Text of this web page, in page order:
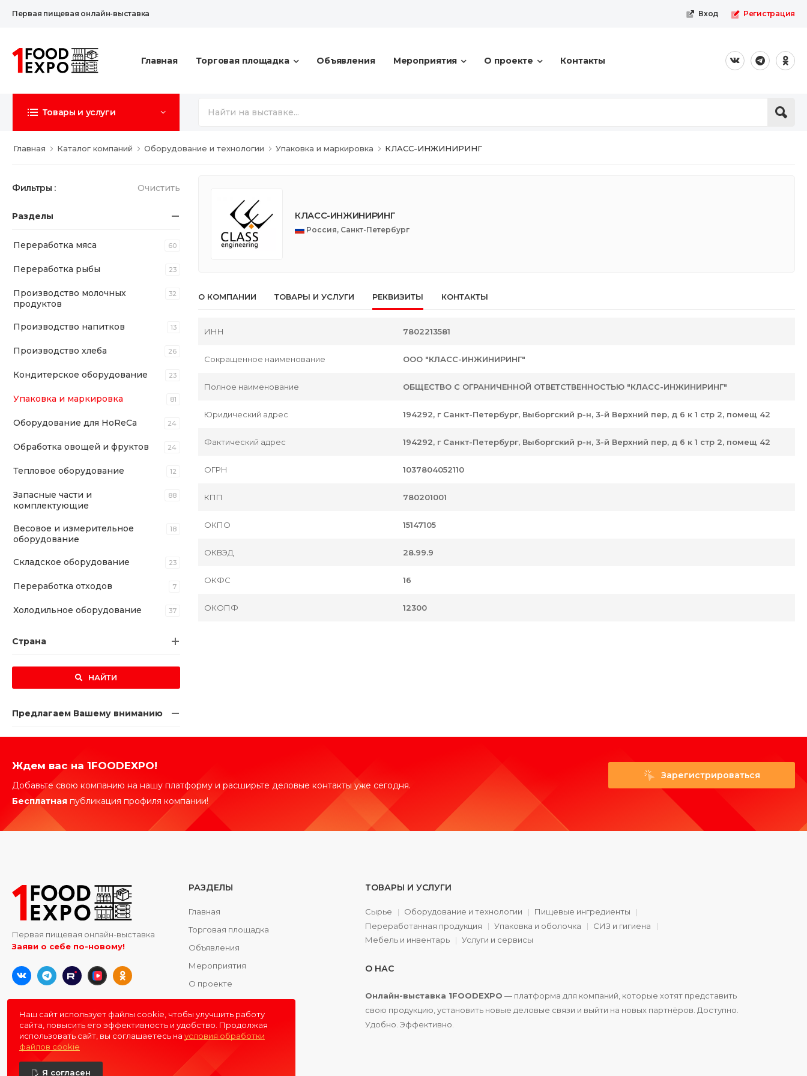
Первая пищевая онлайн-выставка Вход Регистрация
Главная Торговая площадка Объявления Мероприятия О проекте Контакты
Товары и услуги
Главная Каталог компаний Оборудование и технологии Упаковка и маркировка КЛАСС-ИНЖИНИРИНГ
Фильтры : Очистить
Разделы
Переработка мяса 60
Переработка рыбы 23
Производство молочных
продуктов
32
Производство напитков 13
Производство хлеба 26
Кондитерское оборудование 23
Упаковка и маркировка 81
Оборудование для HoReCa 24
Обработка овощей и фруктов 24
Тепловое оборудование 12
Запасные части и
комплектующие
88
Весовое и измерительное
оборудование
18
Складское оборудование 23
Переработка отходов 7
Холодильное оборудование 37
Страна
НАЙТИ
Предлагаем Вашему вниманию
КЛАСС-ИНЖИНИРИНГ
Россия, Санкт-Петербург
О КОМПАНИИ ТОВАРЫ И УСЛУГИ РЕКВИЗИТЫ КОНТАКТЫ
ИНН 7802213581
Сокращенное наименование ООО "КЛАСС-ИНЖИНИРИНГ"
Полное наименование ОБЩЕСТВО С ОГРАНИЧЕННОЙ ОТВЕТСТВЕННОСТЬЮ "КЛАСС-ИНЖИНИРИНГ"
Юридический адрес 194292, г Санкт-Петербург, Выборгский р-н, 3-й Верхний пер, д 6 к 1 стр 2, помещ 42
Фактический адрес 194292, г Санкт-Петербург, Выборгский р-н, 3-й Верхний пер, д 6 к 1 стр 2, помещ 42
ОГРН 1037804052110
КПП 780201001
ОКПО 15147105
ОКВЭД 28.99.9
ОКФС 16
ОКОПФ 12300
Ждем вас на 1FOODEXPO!
Добавьте свою компанию на нашу платформу и расширьте деловые контакты уже сегодня.
Бесплатная публикация профиля компании!
Зарегистрироваться
Первая пищевая онлайн-выставка
Заяви о себе по-новому!
РАЗДЕЛЫ
Главная
Торговая площадка
Объявления
Мероприятия
О проекте
Контакты
ТОВАРЫ И УСЛУГИ
Сырье Оборудование и технологии
Пищевые ингредиенты
Переработанная продукция
Упаковка и оболочка
СИЗ и гигиена
Мебель и инвентарь
Услуги и сервисы
О НАС
Онлайн-выставка 1FOODEXPO — платформа для компаний, которые хотят представить
свою продукцию, установить новые деловые связи и выйти на новых партнёров. Доступно.
Удобно. Эффективно.
Наш сайт использует файлы cookie, чтобы улучшить работу
сайта, повысить его эффективность и удобство. Продолжая
использовать сайт, вы соглашаетесь на условия обработки
файлов cookie
Я согласен